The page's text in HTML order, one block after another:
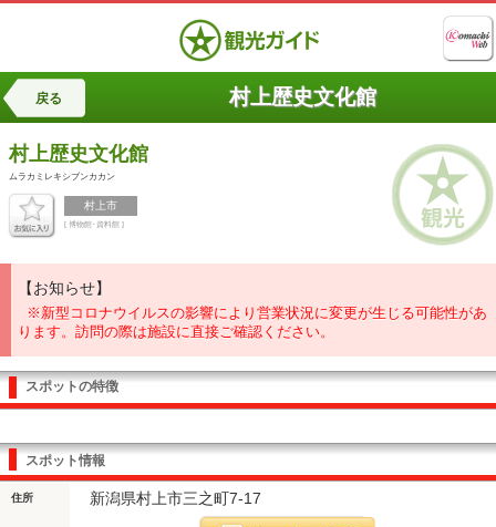
戻る 村上歴史文化館
村上歴史文化館
ムラカミレキシブンカカン
村上市
[ 博物館･資料館 ]
【お知らせ】
※新型コロナウイルスの影響により営業状況に変更が生じる可能性があ
ります。訪問の際は施設に直接ご確認ください。
スポットの特徴
スポット情報
住所 新潟県村上市三之町7-17